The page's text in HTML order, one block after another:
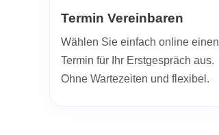
Termin Vereinbaren
Wählen Sie einfach online einen
Termin für Ihr Erstgespräch aus.
Ohne Wartezeiten und flexibel.